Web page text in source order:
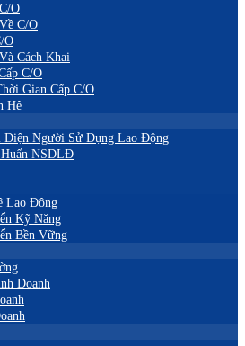
O
C/O
O
Cách Khai
C/O
Gian Cấp C/O
Hệ
Diện Người Sử Dụng Lao Động
NSDLĐ
Lao Động
Kỹ Năng
Bền Vững
Doanh